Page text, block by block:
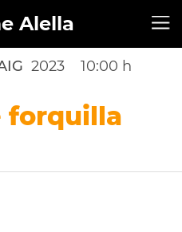
Alella
2023 10:00 h
forquilla